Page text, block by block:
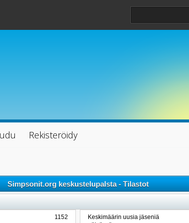
Rekisteröidy
Simpsonit.org keskustelupalsta - Tilastot
1152
Keskimäärin uusia jäseniä